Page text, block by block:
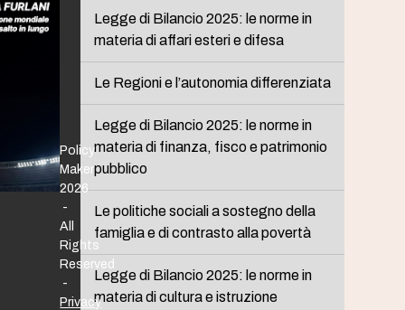
Legge di Bilancio 2025: le norme in
materia di affari esteri e difesa
Le Regioni e l’autonomia differenziata
Legge di Bilancio 2025: le norme in
materia di finanza, fisco e patrimonio
pubblico
Le politiche sociali a sostegno della
famiglia e di contrasto alla povertà
Legge di Bilancio 2025: le norme in
materia di cultura e istruzione
Policy
Maker
2026
-
All
Rights
Reserved
-
Privacy